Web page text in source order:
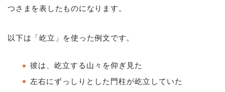
つさまを表したものになります。
以下は「屹立」を使った例文です。
彼は、屹立する山々を仰ぎ見た
左右にずっしりとした門柱が屹立していた